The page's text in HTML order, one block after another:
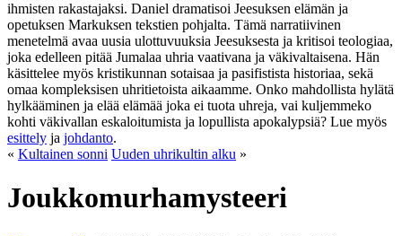
ihmisten rakastajaksi. Daniel dramatisoi Jeesuksen elämän ja
opetuksen Markuksen tekstien pohjalta. Tämä narratiivinen
menetelmä avaa uusia ulottuvuuksia Jeesuksesta ja kritisoi teologiaa,
joka edelleen pitää Jumalaa uhria vaativana ja väkivaltaisena. Hän
käsittelee myös kristikunnan sotaisaa ja pasifistista historiaa, sekä
omaa kompleksisen uhritietoista aikaamme. Onko mahdollista hylätä
hylkääminen ja elää elämää joka ei tuota uhreja, vai kuljemmeko
kohti väkivallan eskaloitumista ja lopullista apokalypsiä? Lue myös
esittely ja johdanto.
« Kultainen sonni Uuden uhrikultin alku »
Joukkomurhamysteeri